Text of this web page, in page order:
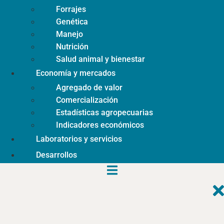
Forrajes
Genética
Manejo
Nutrición
Salud animal y bienestar
Economía y mercados
Agregado de valor
Comercialización
Estadísticas agropecuarias
Indicadores económicos
Laboratorios y servicios
Desarrollos